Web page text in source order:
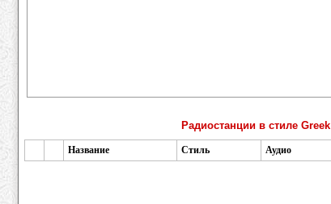
Радиостанции в стиле Greek
Название Стиль Аудио